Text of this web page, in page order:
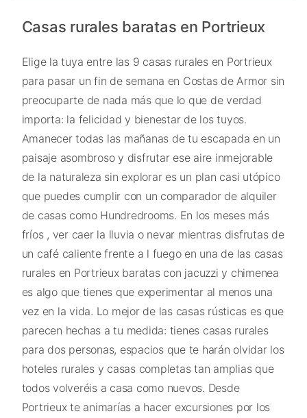
Casas rurales baratas en Portrieux
Elige la tuya entre las 9 casas rurales en Portrieux
para pasar un fin de semana en Costas de Armor sin
preocuparte de nada más que lo que de verdad
importa: la felicidad y bienestar de los tuyos.
Amanecer todas las mañanas de tu escapada en un
paisaje asombroso y disfrutar ese aire inmejorable
de la naturaleza sin explorar es un plan casi utópico
que puedes cumplir con un comparador de alquiler
de casas como Hundredrooms. En los meses más
fríos , ver caer la lluvia o nevar mientras disfrutas de
un café caliente frente a l fuego en una de las casas
rurales en Portrieux baratas con jacuzzi y chimenea
es algo que tienes que experimentar al menos una
vez en la vida. Lo mejor de las casas rústicas es que
parecen hechas a tu medida: tienes casas rurales
para dos personas, espacios que te harán olvidar los
hoteles rurales y casas completas tan amplias que
todos volveréis a casa como nuevos. Desde
Portrieux te animarías a hacer excursiones por los